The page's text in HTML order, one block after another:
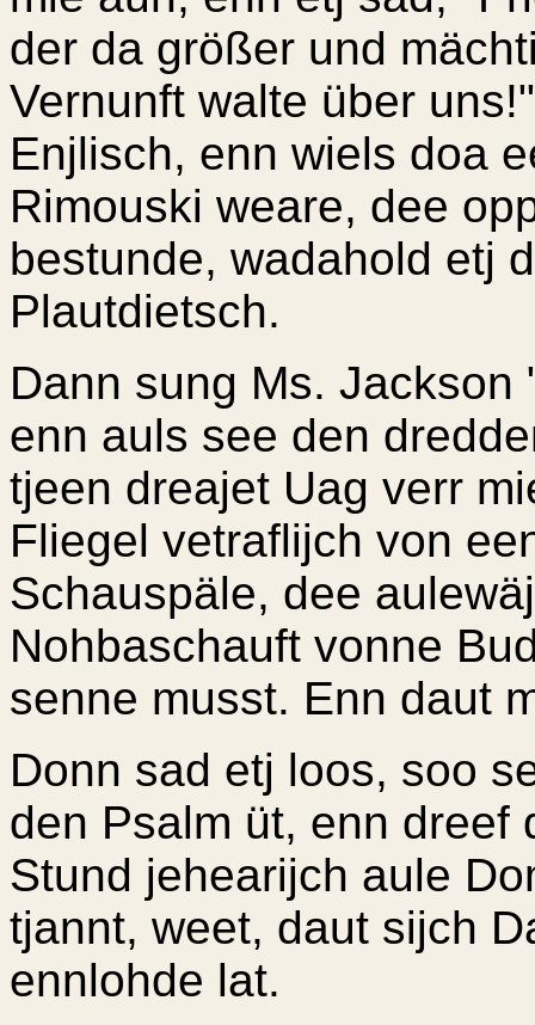
der da größer und
Vernunft walte über
Enjlisch, enn wiels doa
Rimouski weare, dee
bestunde, wadahold etj
Plautdietsch.
Dann sung Ms.
enn auls see den
tjeen dreajet Uag verr
Fliegel vetraflijch von
Schauspäle, dee
Nohbaschauft vonne
senne musst. Enn daut
Donn sad etj loos, soo
den Psalm üt, enn dreef
Stund jehearijch aule
tjannt, weet, daut sijch
ennlohde lat.